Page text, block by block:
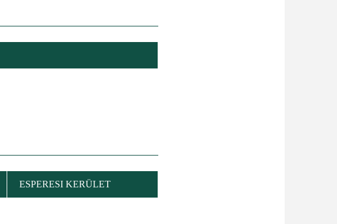
ESPERESI KERÜLET